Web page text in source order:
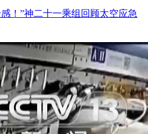
！”神二十一乘组回顾太空应急